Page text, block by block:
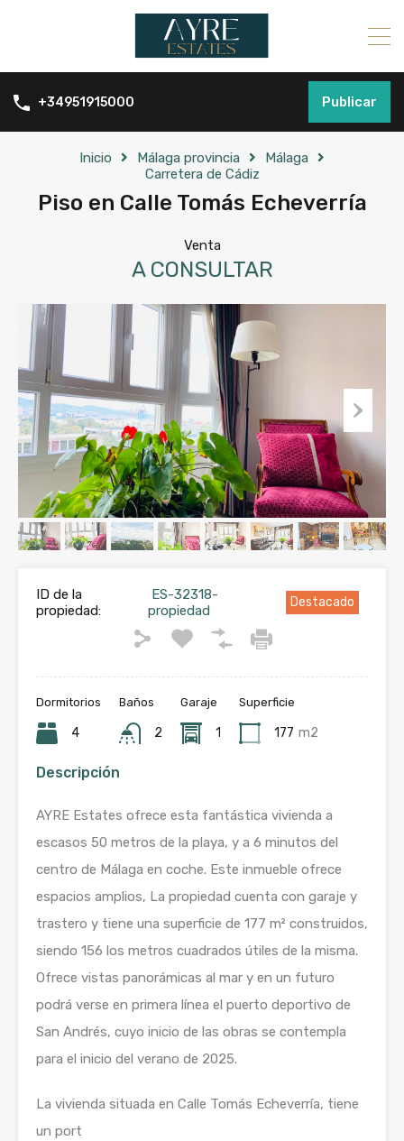
+34951915000 Publicar
Inicio Málaga provincia
Málaga
Carretera de Cádiz
Piso en Calle Tomás Echeverría
Venta
A CONSULTAR
ID de la
propiedad:
ES-32318-
propiedad
Destacado
Dormitorios
4
Baños
2
Garaje
1
Superficie
177 m2
Descripción
AYRE Estates ofrece esta fantástica vivienda a
escasos 50 metros de la playa, y a 6 minutos del
centro de Málaga en coche. Este inmueble ofrece
espacios amplios, La propiedad cuenta con garaje y
trastero y tiene una superficie de 177 m² construidos,
siendo 156 los metros cuadrados útiles de la misma.
Ofrece vistas panorámicas al mar y en un futuro
podrá verse en primera línea el puerto deportivo de
San Andrés, cuyo inicio de las obras se contempla
para el inicio del verano de 2025.
La vivienda situada en Calle Tomás Echeverría, tiene
un port